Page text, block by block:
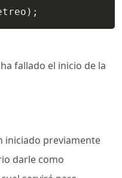
) ;
fallado el inicio de la
iniciado previamente
darle como